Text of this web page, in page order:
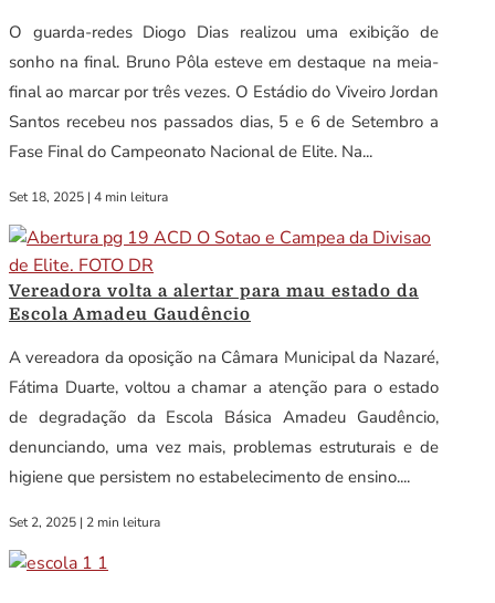
O guarda-redes Diogo Dias realizou uma exibição de
sonho na final. Bruno Pôla esteve em destaque na meia-
final ao marcar por três vezes. O Estádio do Viveiro Jordan
Santos recebeu nos passados dias, 5 e 6 de Setembro a
Fase Final do Campeonato Nacional de Elite. Na...
Set 18, 2025 | 4 min leitura
Vereadora volta a alertar para mau estado da
Escola Amadeu Gaudêncio
A vereadora da oposição na Câmara Municipal da Nazaré,
Fátima Duarte, voltou a chamar a atenção para o estado
de degradação da Escola Básica Amadeu Gaudêncio,
denunciando, uma vez mais, problemas estruturais e de
higiene que persistem no estabelecimento de ensino....
Set 2, 2025 | 2 min leitura